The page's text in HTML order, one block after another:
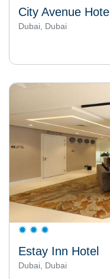
City Avenue Hotel
Dubai, Dubai
Estay Inn Hotel
Dubai, Dubai